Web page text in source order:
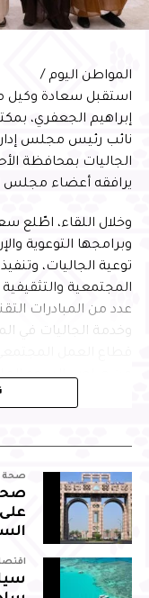
المواطن اليوم /
استقبل سعادة وكيل
إبراهيم الجعفري،
نائب رئيس مجلس
الجاليات بمحافظة
يرافقه أعضاء مجلس
وخلال اللقاء، اطّلع
وبرامجها التوعوية
توعية الجاليات،
المجتمعية
عدد من المبادرات
وخدمة الجاليات في
من صاحب السمو
الأحساء ، وحرصه
الأهلية من أداء
على خدمة المجتمع
وفي ختام اللقاء، قدّم
عبدالسلام الحصين
اهتمامه ببرامج
الأحساء بالعمل
صحة